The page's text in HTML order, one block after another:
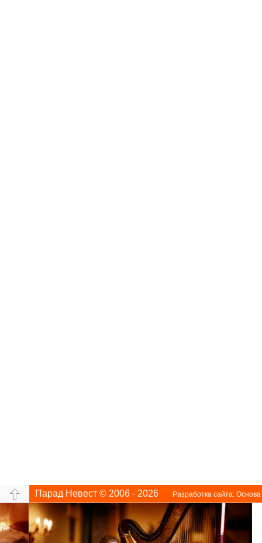
Парад Невест © 2006 - 2026 Разработка сайта: